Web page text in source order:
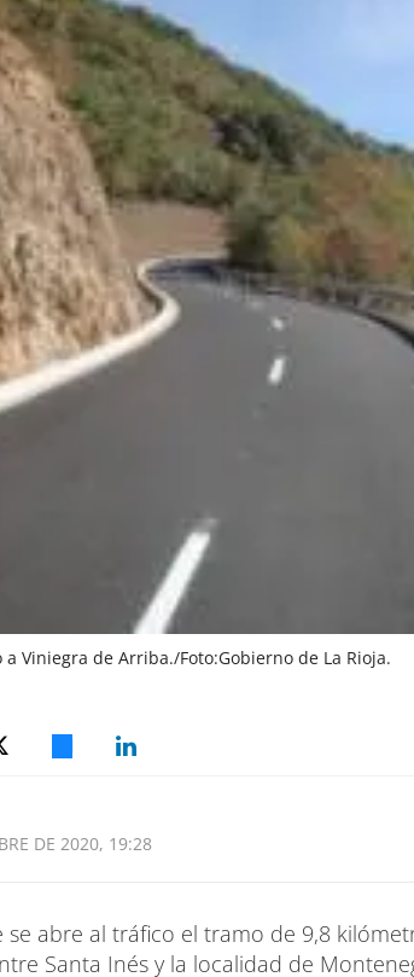
Viniegra de Arriba./Foto:Gobierno de La Rioja.
DE 2020, 19:28
se abre al tráfico el tramo de 9,8
Santa Inés y la localidad de